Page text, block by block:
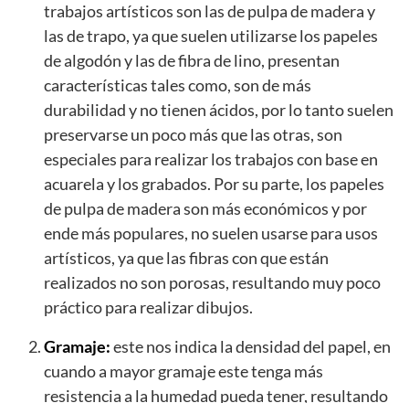
trabajos artísticos son las de pulpa de madera y
las de trapo, ya que suelen utilizarse los papeles
de algodón y las de fibra de lino, presentan
características tales como, son de más
durabilidad y no tienen ácidos, por lo tanto suelen
preservarse un poco más que las otras, son
especiales para realizar los trabajos con base en
acuarela y los grabados. Por su parte, los papeles
de pulpa de madera son más económicos y por
ende más populares, no suelen usarse para usos
artísticos, ya que las fibras con que están
realizados no son porosas, resultando muy poco
práctico para realizar dibujos.
Gramaje:este nos indica la densidad del papel, en
cuando a mayor gramaje este tenga más
resistencia a la humedad pueda tener, resultando